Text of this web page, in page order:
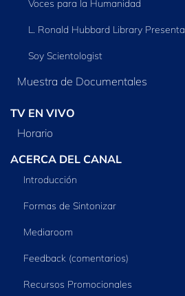
Voces para la Humanidad
L. Ronald Hubbard Library Presenta
Soy Scientologist
Muestra de Documentales
TV EN VIVO
Horario
ACERCA DEL CANAL
Introducción
Formas de Sintonizar
Mediaroom
Feedback (comentarios)
Recursos Promocionales